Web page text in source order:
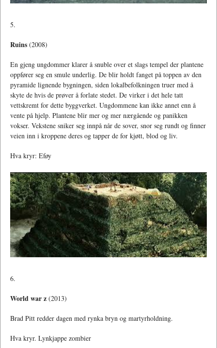
5.
Ruins (2008)
En gjeng ungdommer klarer å snuble over et slags tempel der plantene
oppfører seg en smule underlig. De blir holdt fanget på toppen av den
pyramide lignende bygningen, siden lokalbefolkningen truer med å
skyte de hvis de prøver å forlate stedet. De virker i det hele tatt
vettskremt for dette byggverket. Ungdommene kan ikke annet enn å
vente på hjelp. Plantene blir mer og mer nærgående og panikken
vokser. Vekstene sniker seg innpå når de sover, snor seg rundt og finner
veien inn i kroppene deres og tapper de for kjøtt, blod og liv.
Hva kryr: Eføy
6.
World war z (2013)
Brad Pitt redder dagen med rynka bryn og martyrholdning.
Hva kryr. Lynkjappe zombier